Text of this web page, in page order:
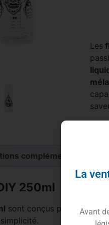
Les
complémentaires
250ml
sont conçus pour les
La
Avant